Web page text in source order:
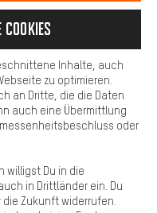
Batterieentsorgung
ändern
exkl. MwSt zuzüglich
nachUSA.
die Möglichkeit zusätzliche
die richtigen Produkte zu
Chat-Funktion an, damit
werden können.
Du unsere Webseite
Inhalte, auch
zu optimieren.
an Dritte, die die Daten
auch eine Übermittlung
oder
willigst Du in die
in Drittländer ein. Du
Zukunft widerrufen.